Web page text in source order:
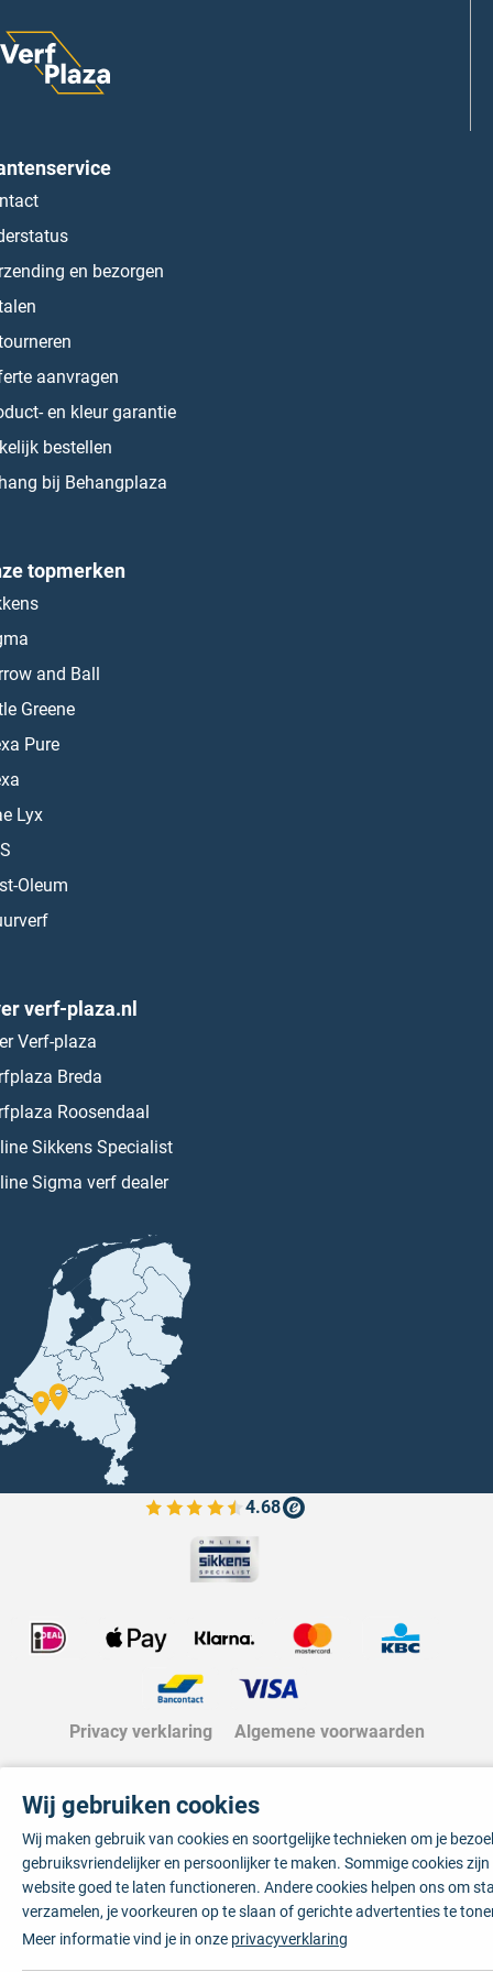
en bezorgen
aanvragen
en kleur garantie
bestellen
bij Behangplaza
topmerken
and Ball
Greene
Pure
Lyx
Oleum
verf-plaza.nl
Verf-plaza
Breda
Roosendaal
Sikkens Specialist
Sigma verf dealer
4.68
Bekijk de verfplaza beoordelingen
Privacy verklaring Algemene voorwaarden
Wij gebruiken cookies
Wij maken gebruik van cookies en soortgelijke technieken om je
gebruiksvriendelijker en persoonlijker te maken. Sommige cookies
website goed te laten functioneren. Andere cookies helpen ons om
verzamelen, je voorkeuren op te slaan of gerichte advertenties te
Meer informatie vind je in onze privacyverklaring